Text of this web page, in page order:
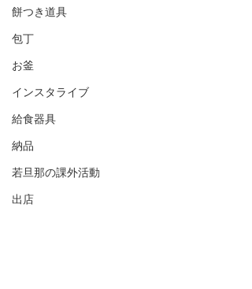
餅つき道具
包丁
お釜
インスタライブ
給食器具
納品
若旦那の課外活動
出店